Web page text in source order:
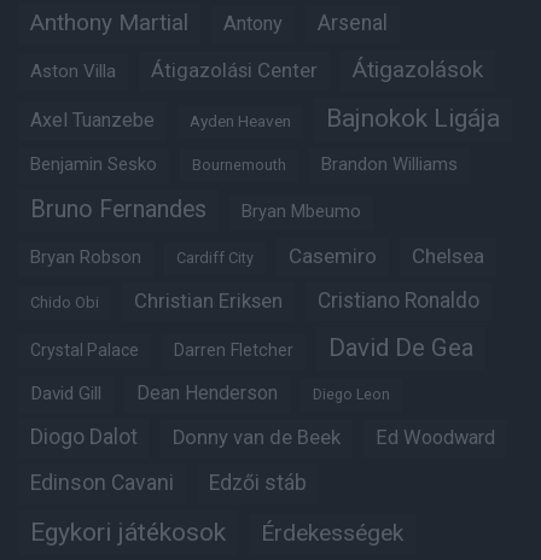
Anthony Martial Antony Arsenal
Aston Villa Átigazolási Center Átigazolások
Axel Tuanzebe Ayden Heaven Bajnokok Ligája
Benjamin Sesko Bournemouth Brandon Williams
Bruno Fernandes Bryan Mbeumo
Bryan Robson Cardiff City Casemiro Chelsea
Chido Obi Christian Eriksen Cristiano Ronaldo
Crystal Palace Darren Fletcher David De Gea
David Gill Dean Henderson Diego Leon
Diogo Dalot Donny van de Beek Ed Woodward
Edinson Cavani Edzői stáb
Egykori játékosok Érdekességek